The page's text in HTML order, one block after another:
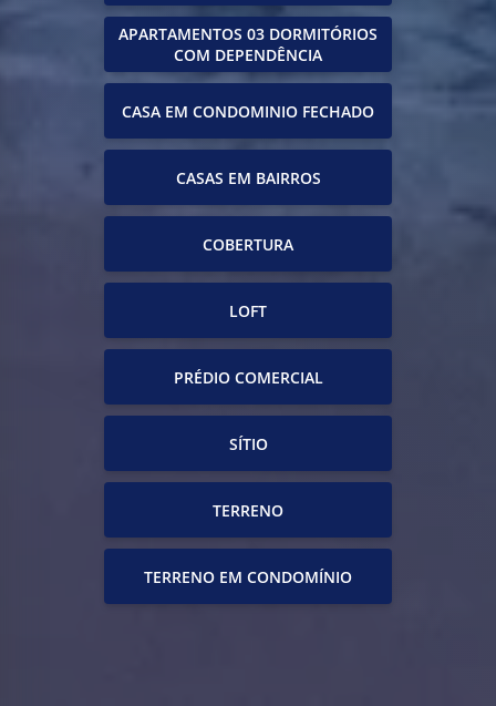
APARTAMENTOS 03 DORMITÓRIOS
COM DEPENDÊNCIA
CASA EM CONDOMINIO FECHADO
CASAS EM BAIRROS
COBERTURA
LOFT
PRÉDIO COMERCIAL
SÍTIO
TERRENO
TERRENO EM CONDOMÍNIO